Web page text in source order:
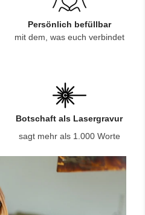
Persönlich befüllbar
mit dem, was euch verbindet
Botschaft als Lasergravur
sagt mehr als 1.000 Worte